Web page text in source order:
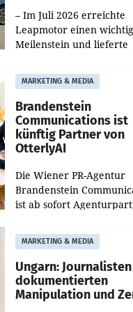
– Im Juli 2026 erreichte
Leapmotor einen
Meilenstein und lieferte
aus, womit sich das
gegenüber Juli 2025
verdoppelte (+102
MARKETING & MEDIA
Brandenstein
Communications ist
künftig Partner von
OtterlyAI
Die Wiener PR-Agentur
Brandenstein
ist ab sofort
Optimierungsplattform
OtterlyAI. Damit baut die
Agentur ihr
MARKETING & MEDIA
Ungarn: Journalisten
dokumentierten
Manipulation und